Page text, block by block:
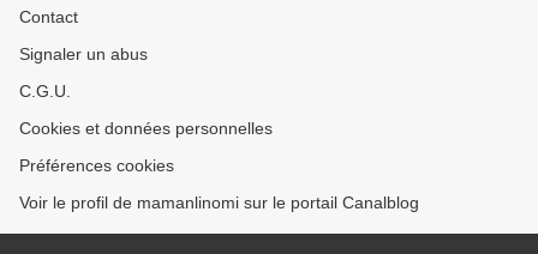
Contact
Signaler un abus
C.G.U.
Cookies et données personnelles
Préférences cookies
Voir le profil de mamanlinomi sur le portail Canalblog